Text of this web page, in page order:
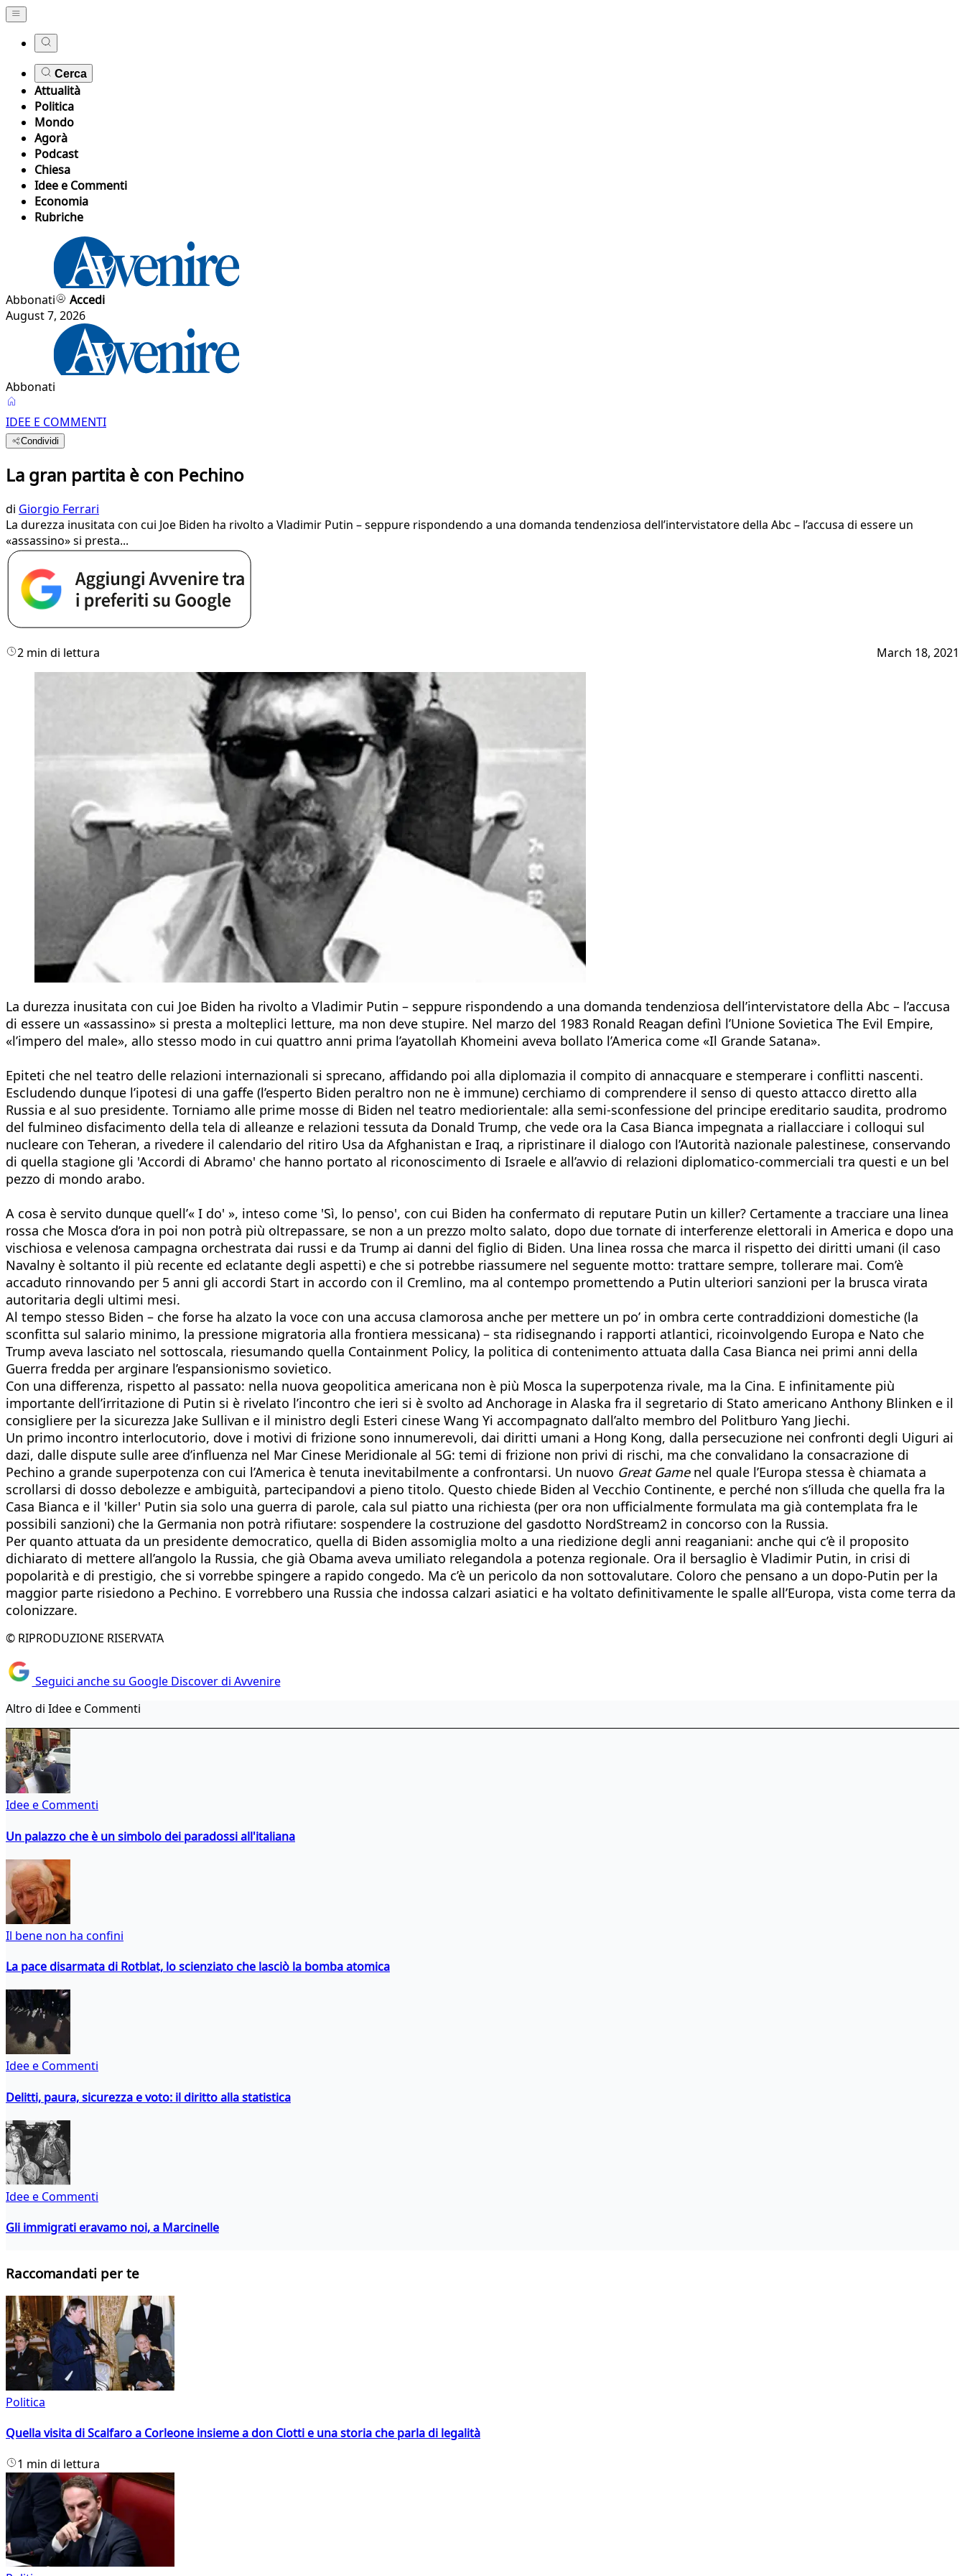
Cerca
Attualità
Politica
Mondo
Agorà
Podcast
Chiesa
Idee e Commenti
Economia
Rubriche
Abbonati
Accedi
August 7, 2026
Abbonati
IDEE E COMMENTI
Condividi
La gran partita è con Pechino
di Giorgio Ferrari
La durezza inusitata con cui Joe Biden ha rivolto a Vladimir Putin – seppure rispondendo a una domanda tendenziosa dell’intervistatore della Abc – l’accusa di essere un
«assassino» si presta...
2 min di lettura March 18, 2021
La durezza inusitata con cui Joe Biden ha rivolto a Vladimir Putin – seppure rispondendo a una domanda tendenziosa dell’intervistatore della Abc – l’accusa
di essere un «assassino» si presta a molteplici letture, ma non deve stupire. Nel marzo del 1983 Ronald Reagan definì l’Unione Sovietica The Evil Empire,
«l’impero del male», allo stesso modo in cui quattro anni prima l’ayatollah Khomeini aveva bollato l’America come «Il Grande Satana».
Epiteti che nel teatro delle relazioni internazionali si sprecano, affidando poi alla diplomazia il compito di annacquare e stemperare i conflitti nascenti.
Escludendo dunque l’ipotesi di una gaffe (l’esperto Biden peraltro non ne è immune) cerchiamo di comprendere il senso di questo attacco diretto alla
Russia e al suo presidente. Torniamo alle prime mosse di Biden nel teatro mediorientale: alla semi-sconfessione del principe ereditario saudita, prodromo
del fulmineo disfacimento della tela di alleanze e relazioni tessuta da Donald Trump, che vede ora la Casa Bianca impegnata a riallacciare i colloqui sul
nucleare con Teheran, a rivedere il calendario del ritiro Usa da Afghanistan e Iraq, a ripristinare il dialogo con l’Autorità nazionale palestinese, conservando
di quella stagione gli 'Accordi di Abramo' che hanno portato al riconoscimento di Israele e all’avvio di relazioni diplomatico-commerciali tra questi e un bel
pezzo di mondo arabo.
A cosa è servito dunque quell’« I do' », inteso come 'Sì, lo penso', con cui Biden ha confermato di reputare Putin un killer? Certamente a tracciare una linea
rossa che Mosca d’ora in poi non potrà più oltrepassare, se non a un prezzo molto salato, dopo due tornate di interferenze elettorali in America e dopo una
vischiosa e velenosa campagna orchestrata dai russi e da Trump ai danni del figlio di Biden. Una linea rossa che marca il rispetto dei diritti umani (il caso
Navalny è soltanto il più recente ed eclatante degli aspetti) e che si potrebbe riassumere nel seguente motto: trattare sempre, tollerare mai. Com’è
accaduto rinnovando per 5 anni gli accordi Start in accordo con il Cremlino, ma al contempo promettendo a Putin ulteriori sanzioni per la brusca virata
autoritaria degli ultimi mesi.
Al tempo stesso Biden – che forse ha alzato la voce con una accusa clamorosa anche per mettere un po’ in ombra certe contraddizioni domestiche (la
sconfitta sul salario minimo, la pressione migratoria alla frontiera messicana) – sta ridisegnando i rapporti atlantici, ricoinvolgendo Europa e Nato che
Trump aveva lasciato nel sottoscala, riesumando quella Containment Policy, la politica di contenimento attuata dalla Casa Bianca nei primi anni della
Guerra fredda per arginare l’espansionismo sovietico.
Con una differenza, rispetto al passato: nella nuova geopolitica americana non è più Mosca la superpotenza rivale, ma la Cina. E infinitamente più
importante dell’irritazione di Putin si è rivelato l’incontro che ieri si è svolto ad Anchorage in Alaska fra il segretario di Stato americano Anthony Blinken e il
consigliere per la sicurezza Jake Sullivan e il ministro degli Esteri cinese Wang Yi accompagnato dall’alto membro del Politburo Yang Jiechi.
Un primo incontro interlocutorio, dove i motivi di frizione sono innumerevoli, dai diritti umani a Hong Kong, dalla persecuzione nei confronti degli Uiguri ai
dazi, dalle dispute sulle aree d’influenza nel Mar Cinese Meridionale al 5G: temi di frizione non privi di rischi, ma che convalidano la consacrazione di
Pechino a grande superpotenza con cui l’America è tenuta inevitabilmente a confrontarsi. Un nuovo Great Gamenel quale l’Europa stessa è chiamata a
scrollarsi di dosso debolezze e ambiguità, partecipandovi a pieno titolo. Questo chiede Biden al Vecchio Continente, e perché non s’illuda che quella fra la
Casa Bianca e il 'killer' Putin sia solo una guerra di parole, cala sul piatto una richiesta (per ora non ufficialmente formulata ma già contemplata fra le
possibili sanzioni) che la Germania non potrà rifiutare: sospendere la costruzione del gasdotto NordStream2 in concorso con la Russia.
Per quanto attuata da un presidente democratico, quella di Biden assomiglia molto a una riedizione degli anni reaganiani: anche qui c’è il proposito
dichiarato di mettere all’angolo la Russia, che già Obama aveva umiliato relegandola a potenza regionale. Ora il bersaglio è Vladimir Putin, in crisi di
popolarità e di prestigio, che si vorrebbe spingere a rapido congedo. Ma c’è un pericolo da non sottovalutare. Coloro che pensano a un dopo-Putin per la
maggior parte risiedono a Pechino. E vorrebbero una Russia che indossa calzari asiatici e ha voltato definitivamente le spalle all’Europa, vista come terra da
colonizzare.
© RIPRODUZIONE RISERVATA
Seguici anche su Google Discover di Avvenire
Altro di Idee e Commenti
Idee e Commenti
Un palazzo che è un simbolo dei paradossi all'italiana
Il bene non ha confini
La pace disarmata di Rotblat, lo scienziato che lasciò la bomba atomica
Idee e Commenti
Delitti, paura, sicurezza e voto: il diritto alla statistica
Idee e Commenti
Gli immigrati eravamo noi, a Marcinelle
Raccomandati per te
Politica
Quella visita di Scalfaro a Corleone insieme a don Ciotti e una storia che parla di legalità
1 min di lettura